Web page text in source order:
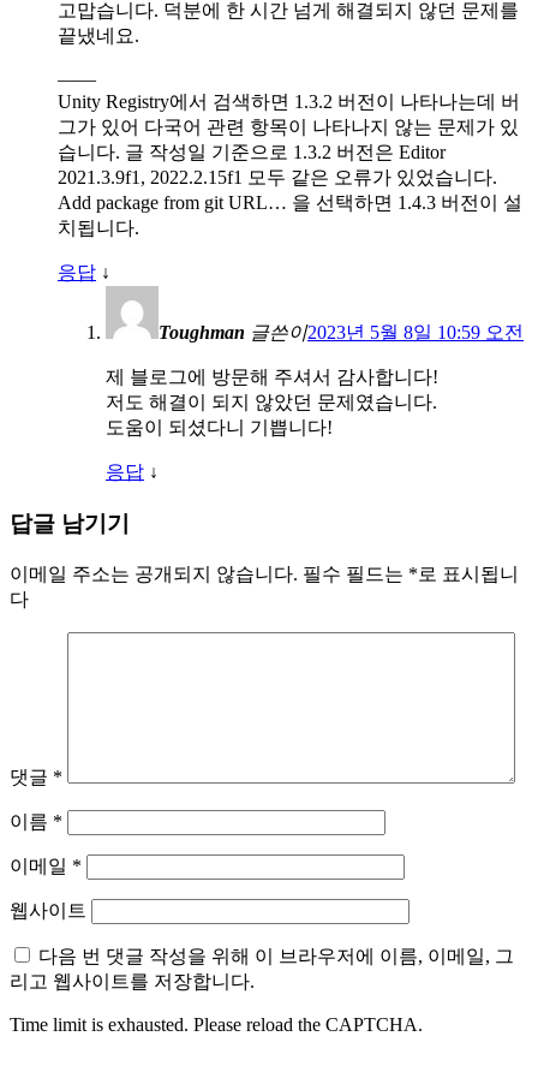
고맙습니다. 덕분에 한 시간 넘게 해결되지 않던 문제를
끝냈네요.
——
Unity Registry에서 검색하면 1.3.2 버전이 나타나는데 버
그가 있어 다국어 관련 항목이 나타나지 않는 문제가 있
습니다. 글 작성일 기준으로 1.3.2 버전은 Editor
2021.3.9f1, 2022.2.15f1 모두 같은 오류가 있었습니다.
Add package from git URL… 을 선택하면 1.4.3 버전이 설
치됩니다.
응답 ↓
Toughman 글쓴이2023년 5월 8일 10:59 오전
제 블로그에 방문해 주셔서 감사합니다!
저도 해결이 되지 않았던 문제였습니다.
도움이 되셨다니 기쁩니다!
응답 ↓
답글 남기기
이메일 주소는 공개되지 않습니다. 필수 필드는 *로 표시됩니
다
댓글 *
이름 *
이메일 *
웹사이트
다음 번 댓글 작성을 위해 이 브라우저에 이름, 이메일, 그
리고 웹사이트를 저장합니다.
Time limit is exhausted. Please reload the CAPTCHA.